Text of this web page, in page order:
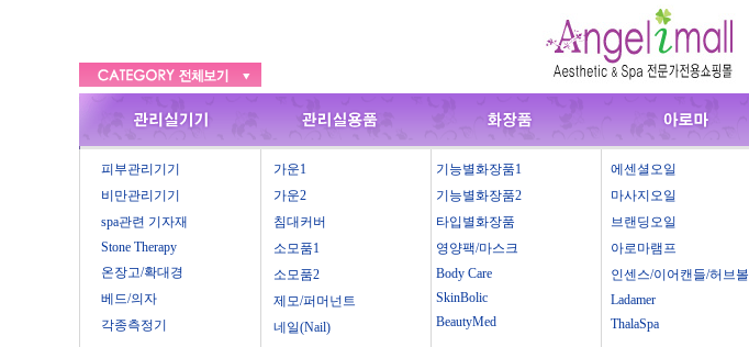
피부관리기기
비만관리기기
spa관련 기자재
Stone Therapy
온장고/확대경
베드/의자
각종측정기
가운1
가운2
침대커버
소모품1
소모품2
제모/퍼머넌트
네일(Nail)
기능별화장품1
기능별화장품2
타입별화장품
영양팩/마스크
Body Care
SkinBolic
BeautyMed
에센셜오일
마사지오일
브랜딩오일
아로마램프
인센스/이어캔들/허브볼
Ladamer
ThalaSpa